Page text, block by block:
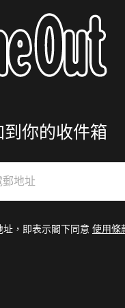
到你的收件箱
址，即表示閣下同意 使用條